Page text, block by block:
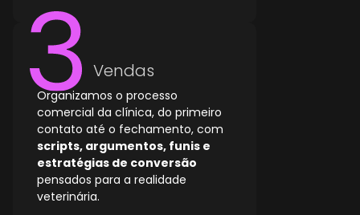
Vendas
Organizamos o processo
comercial da clínica, do primeiro
contato até o fechamento, com
scripts, argumentos, funis e
estratégias de conversão
pensados para a realidade
veterinária.